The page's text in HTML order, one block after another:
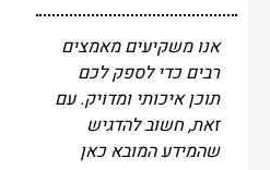
אנו משקיעים מאמצים
רבים כדי לספק לכם
תוכן איכותי ומדויק. עם
זאת, חשוב להדגיש
שהמידע המובא כאן